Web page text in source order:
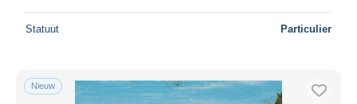
Statuut Particulier
Nieuw